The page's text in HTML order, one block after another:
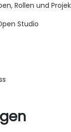
Rollen und
Studio